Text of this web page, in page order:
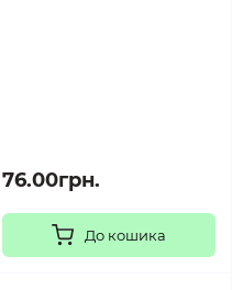
76.00грн.
До кошика